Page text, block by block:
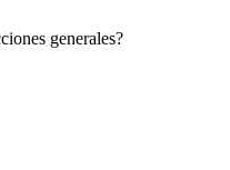
generales?